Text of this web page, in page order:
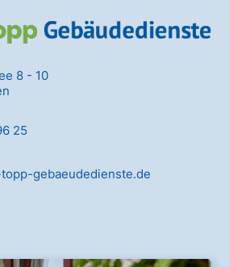
8 - 10
25
gebaeudedienste.de